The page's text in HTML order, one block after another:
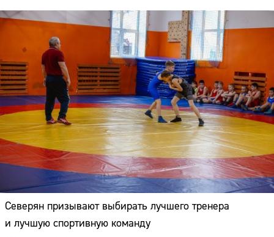
Северян призывают выбирать лучшего тренера
и лучшую спортивную команду